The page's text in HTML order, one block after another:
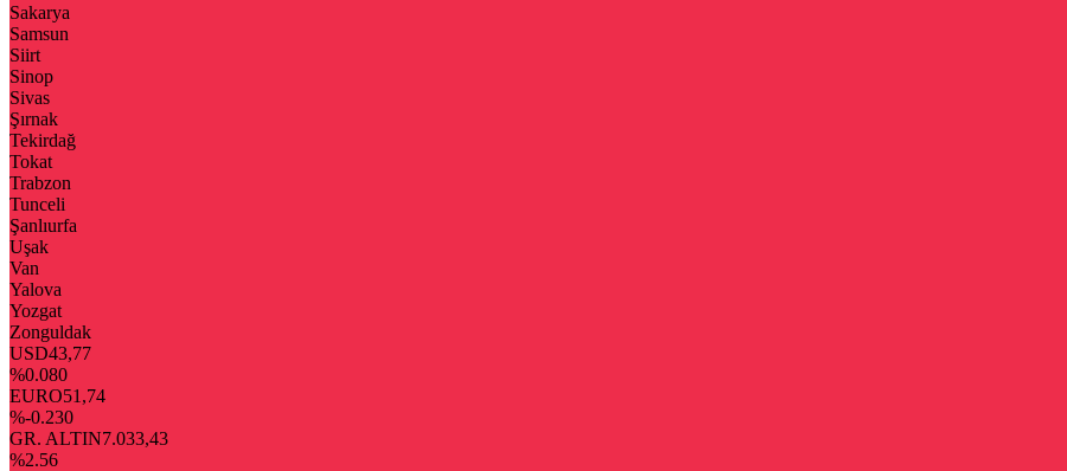
Sakarya
Samsun
Siirt
Sinop
Sivas
Şırnak
Tekirdağ
Tokat
Trabzon
Tunceli
Şanlıurfa
Uşak
Van
Yalova
Yozgat
Zonguldak
USD43,77
%0.080
EURO51,74
%-0.230
GR. ALTIN7.033,43
%2.56